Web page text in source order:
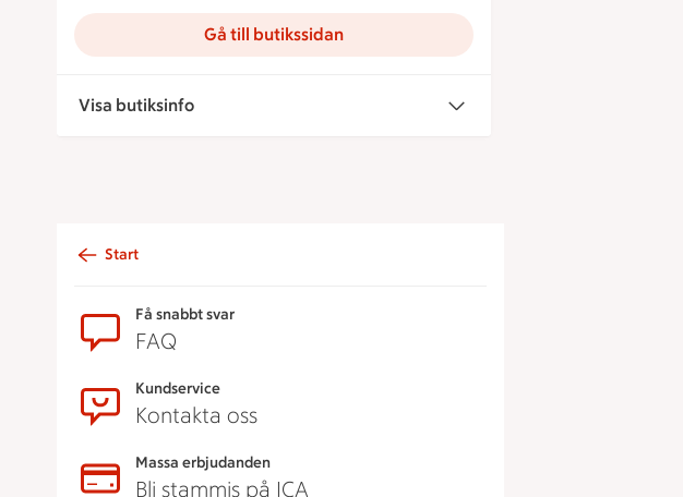
Gå till butikssidan
Visa butiksinfo
Start
Få snabbt svar
FAQ
Kundservice
Kontakta oss
Massa erbjudanden
Bli stammis på ICA